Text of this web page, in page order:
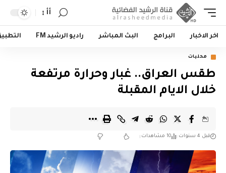
أأ
اخر الاخبار البرامج البث المباشر راديو الرشيد FM
محليات
طقس العراق.. غبار وحرارة مرتفعة
خلال الايام المقبلة
قبل 4 سنوات 10 مشاهدات